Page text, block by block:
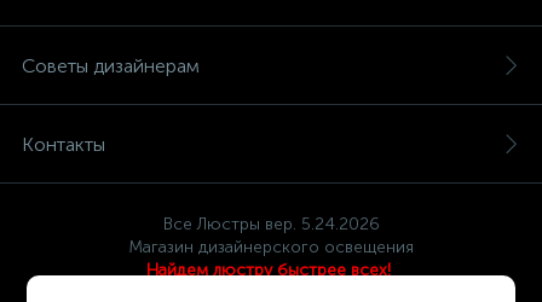
Советы дизайнерам
Контакты
Все Люстры вер. 5.24.2026
Магазин дизайнерского освещения
Найдем люстру быстрее всех!